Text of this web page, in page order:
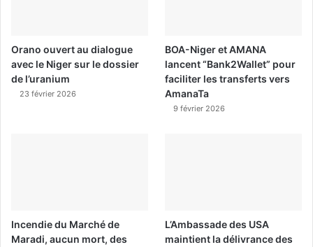
Orano ouvert au dialogue
avec le Niger sur le dossier
de l’uranium
23 février 2026
BOA-Niger et AMANA
lancent “Bank2Wallet” pour
faciliter les transferts vers
AmanaTa
9 février 2026
Incendie du Marché de
Maradi, aucun mort, des
L’Ambassade des USA
maintient la délivrance des